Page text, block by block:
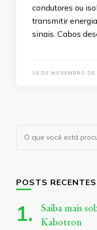
condutores ou
transmitir
sinais. Cabos
18 DE NOVEMBRO
Procurando
algo?
POSTS RECENTES
Saiba mais
Kabotron